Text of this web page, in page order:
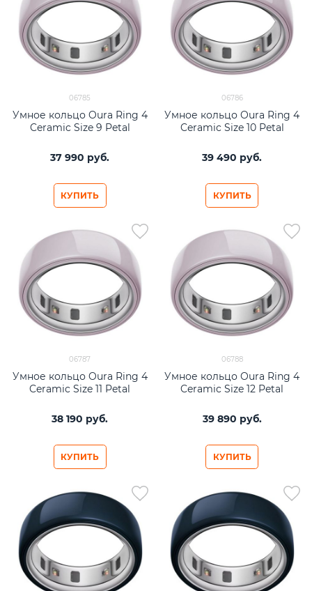
06785
Умное кольцо Oura Ring 4
Ceramic Size 9 Petal
37 990 руб.
КУПИТЬ
06786
Умное кольцо Oura Ring 4
Ceramic Size 10 Petal
39 490 руб.
КУПИТЬ
06787
Умное кольцо Oura Ring 4
Ceramic Size 11 Petal
38 190 руб.
КУПИТЬ
06788
Умное кольцо Oura Ring 4
Ceramic Size 12 Petal
39 890 руб.
КУПИТЬ